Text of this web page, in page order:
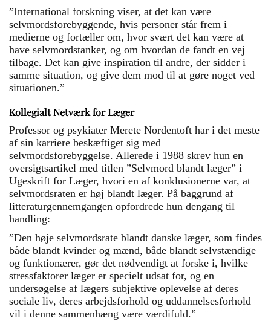
”International forskning viser, at det kan være
selvmordsforebyggende, hvis personer står frem i
medierne og fortæller om, hvor svært det kan være at
have selvmordstanker, og om hvordan de fandt en vej
tilbage. Det kan give inspiration til andre, der sidder i
samme situation, og give dem mod til at gøre noget ved
situationen.”
Kollegialt Netværk for Læger
Professor og psykiater Merete Nordentoft har i det meste
af sin karriere beskæftiget sig med
selvmordsforebyggelse. Allerede i 1988 skrev hun en
oversigtsartikel med titlen ”Selvmord blandt læger” i
Ugeskrift for Læger, hvori en af konklusionerne var, at
selvmordsraten er høj blandt læger. På baggrund af
litteraturgennemgangen opfordrede hun dengang til
handling:
”Den høje selvmordsrate blandt danske læger, som findes
både blandt kvinder og mænd, både blandt selvstændige
og funktionærer, gør det nødvendigt at forske i, hvilke
stressfaktorer læger er specielt udsat for, og en
undersøgelse af lægers subjektive oplevelse af deres
sociale liv, deres arbejdsforhold og uddannelsesforhold
vil i denne sammenhæng være værdifuld.”